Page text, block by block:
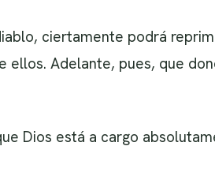
ciertamente podrá
Adelante, pues, que
Dios está a cargo